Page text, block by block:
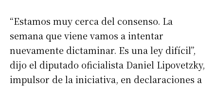
“Estamos muy cerca del consenso. La
semana que viene vamos a intentar
nuevamente dictaminar. Es una ley difícil”,
dijo el diputado oficialista Daniel Lipovetzky,
impulsor de la iniciativa, en declaraciones a